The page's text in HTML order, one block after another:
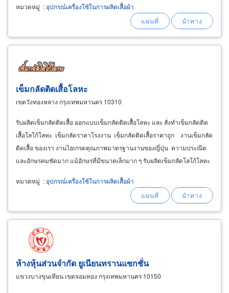
หมวดหมู่ : อุปกรณ์เครื่องใช้ในการผลิตเสื้อผ้า
เข็มกลัดติดเสื้อโลหะ
เขตวังทองหลาง กรุงเทพมหานคร 10310
รับผลิตเข็มกลัดติดเสื้อ ออกแบบเข็มกลัดติดเสื้อโลหะ และ สั่งทำเข็มกลัดติด
เสื้อโลโก้โลหะ เข็มกลัดราคาโรงงาน เข็มกลัดติดเสื้อราคาถูก งานเข็มกลัด
ติดเสื้อ ของเรา งานไฮเกรดคุณภาพมาตรฐานงานของญี่ปุ่น ความประณีต
และอักษรคมชัดมาก แม้อักษรที่มีขนาดเล็กมาก ๆ รับผลิตเข็มกลัดโลโก้โลหะ
หมวดหมู่ : อุปกรณ์เครื่องใช้ในการผลิตเสื้อผ้า
ห้างหุ้นส่วนจำกัด ยูเนียนทรานแซกชั่น
แขวงบางขุนเทียน เขตจอมทอง กรุงเทพมหานคร 10150